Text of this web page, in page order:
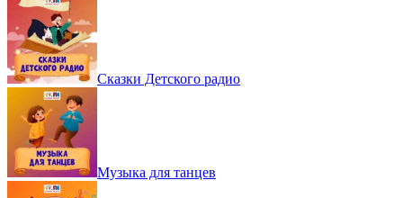
Сказки Детского радио
Музыка для танцев